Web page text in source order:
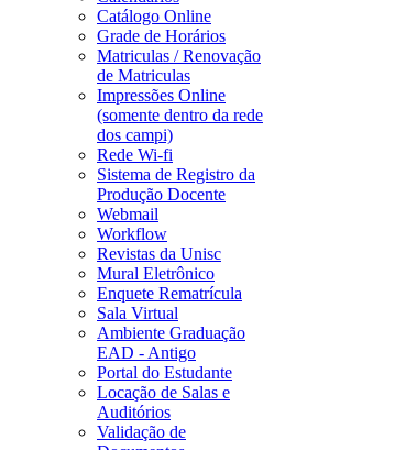
Catálogo Online
Grade de Horários
Matriculas / Renovação
de Matriculas
Impressões Online
(somente dentro da rede
dos campi)
Rede Wi-fi
Sistema de Registro da
Produção Docente
Webmail
Workflow
Revistas da Unisc
Mural Eletrônico
Enquete Rematrícula
Sala Virtual
Ambiente Graduação
EAD - Antigo
Portal do Estudante
Locação de Salas e
Auditórios
Validação de